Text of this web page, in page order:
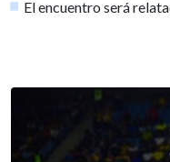
El encuentro será